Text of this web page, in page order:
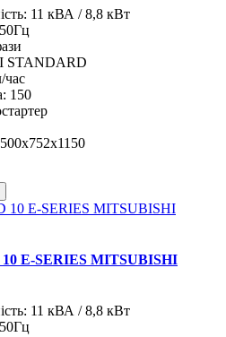
11 кВА / 8,8 кВт
STANDARD
час
150
10 E-SERIES MITSUBISHI
11 кВА / 8,8 кВт